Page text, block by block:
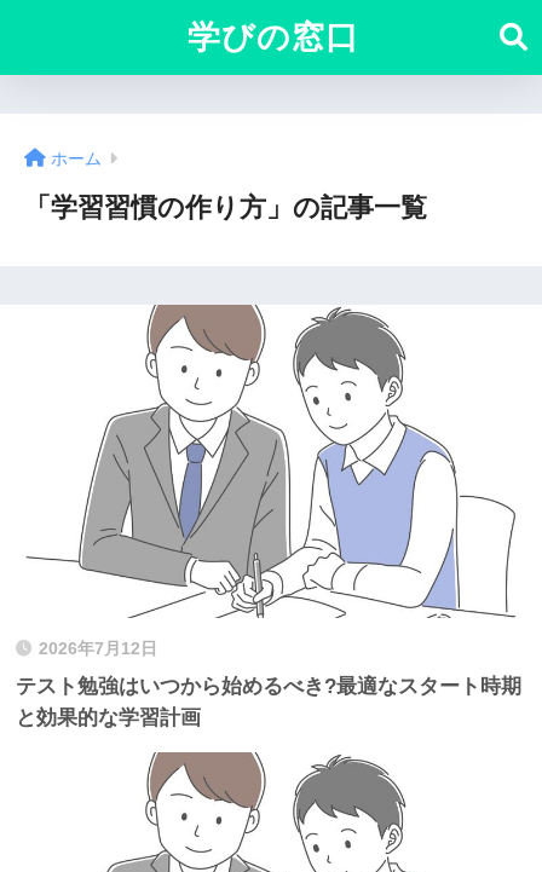
学びの窓口
ホーム
「学習習慣の作り方」の記事一覧
2026年7月12日
テスト勉強はいつから始めるべき?最適なスタート時期
と効果的な学習計画